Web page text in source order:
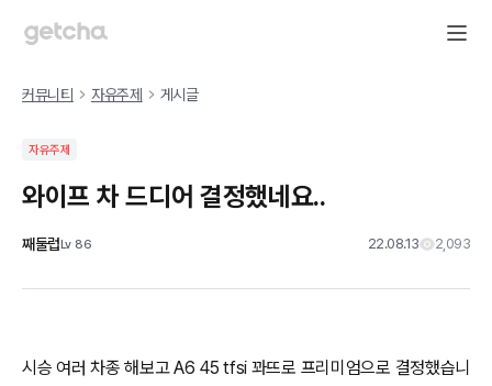
커뮤니티 자유주제 게시글
자유주제
와이프 차 드디어 결정했네요..
째둘럽Lv 86 22.08.13 2,093
시승 여러 차종 해보고 A6 45 tfsi 꽈뜨로 프리미엄으로 결정했습니